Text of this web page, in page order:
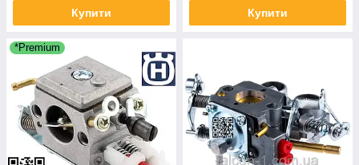
Купити Купити
*Premium